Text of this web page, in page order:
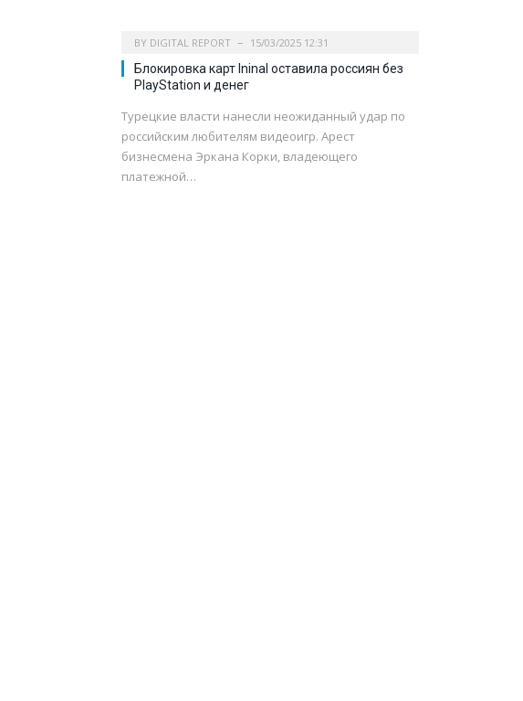
BY DIGITAL REPORT 15/03/2025 12:31
Блокировка карт Ininal оставила россиян без
PlayStation и денег
Турецкие власти нанесли неожиданный удар по
российским любителям видеоигр. Арест
бизнесмена Эркана Корки, владеющего
платежной…